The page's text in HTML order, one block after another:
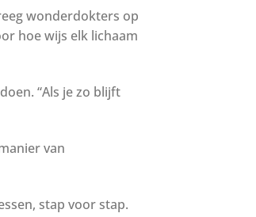
wonderdokters op
hoe wijs elk lichaam
“Als je zo blijft
van
stap voor stap.